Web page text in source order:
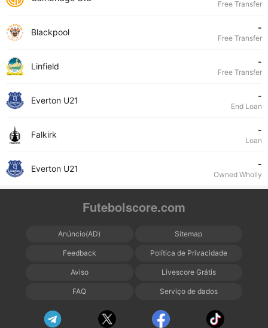
Free Transfer
Blackpool -
Free Transfer
Linfield -
Free Transfer
Everton U21 -
End Loan
Falkirk -
Loan
Everton U21 -
Owned Wholly
Futebolscore.com
Anúncio(AD) Sitemap
Feedback Política de Privacidade
Aviso Livescore Grátis
FAQ Serviço de dados